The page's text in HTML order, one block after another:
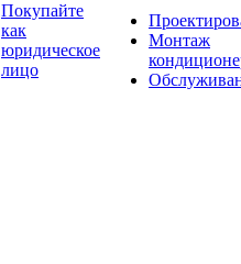
Покупайте
как
юридическое
лицо
Монтаж